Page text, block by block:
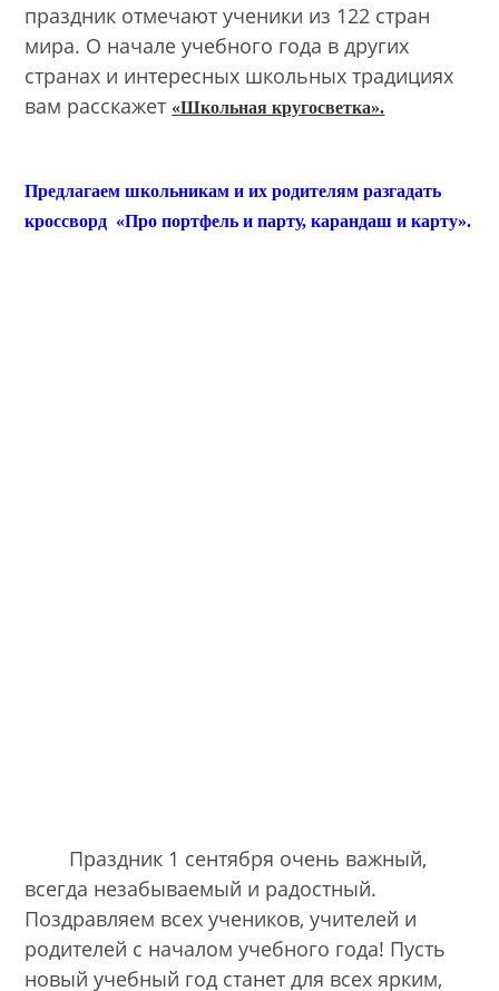
праздник отмечают ученики из 122 стран
мира. О начале учебного года в других
странах и интересных школьных традициях
вам расскажет «Школьная кругосветка».
Предлагаем школьникам и их родителям разгадать
кроссворд «Про портфель и парту, карандаш и карту».
Праздник 1 сентября очень важный,
всегда незабываемый и радостный.
Поздравляем всех учеников, учителей и
родителей с началом учебного года! Пусть
новый учебный год станет для всех ярким,